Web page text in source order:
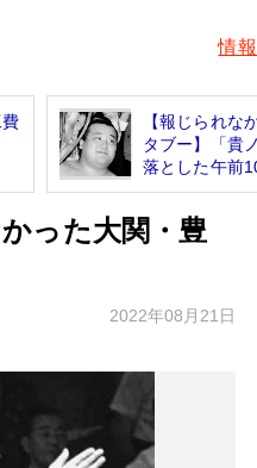
情
【報じられな
タブー】「貴
落とした午前
った大関・豊
2022年08月21日